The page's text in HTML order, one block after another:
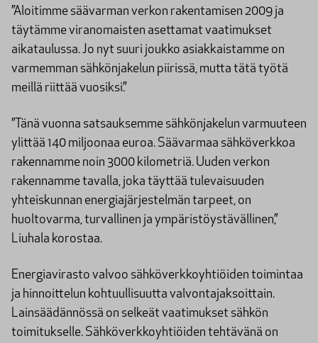
”Aloitimme säävarman verkon rakentamisen 2009 ja
täytämme viranomaisten asettamat vaatimukset
aikataulussa. Jo nyt suuri joukko asiakkaistamme on
varmemman sähkönjakelun piirissä, mutta tätä työtä
meillä riittää vuosiksi.”
”Tänä vuonna satsauksemme sähkönjakelun varmuuteen
ylittää 140 miljoonaa euroa. Säävarmaa sähköverkkoa
rakennamme noin 3000 kilometriä. Uuden verkon
rakennamme tavalla, joka täyttää tulevaisuuden
yhteiskunnan energiajärjestelmän tarpeet, on
huoltovarma, turvallinen ja ympäristöystävällinen,”
Liuhala korostaa.
Energiavirasto valvoo sähköverkkoyhtiöiden toimintaa
ja hinnoittelun kohtuullisuutta valvontajaksoittain.
Lainsäädännössä on selkeät vaatimukset sähkön
toimitukselle. Sähköverkkoyhtiöiden tehtävänä on